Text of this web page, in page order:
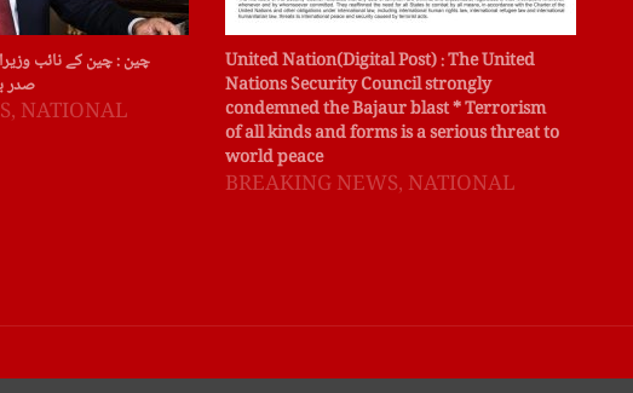
چین : چین کے نائب
صدر
, NATIONAL
United Nation(Digital Post) : The United
Nations Security Council strongly
condemned the Bajaur blast * Terrorism
of all kinds and forms is a serious threat to
world peace
BREAKING NEWS, NATIONAL